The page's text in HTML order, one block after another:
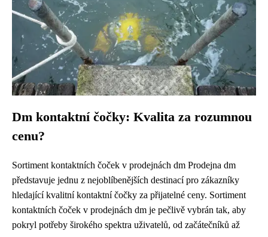
Dm kontaktní čočky: Kvalita za rozumnou
cenu?
Sortiment kontaktních čoček v prodejnách dm Prodejna dm
představuje jednu z nejoblíbenějších destinací pro zákazníky
hledající kvalitní kontaktní čočky za přijatelné ceny. Sortiment
kontaktních čoček v prodejnách dm je pečlivě vybrán tak, aby
pokryl potřeby širokého spektra uživatelů, od začátečníků až